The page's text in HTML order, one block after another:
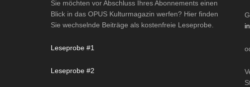
Sie möchten vor Abschluss Ihres Abonnements einen
Blick in das OPUS Kulturmagazin werfen? Hier finden
Sie wechselnde Beiträge als kostenfreie Leseprobe.
Leseprobe #1
Leseprobe #2